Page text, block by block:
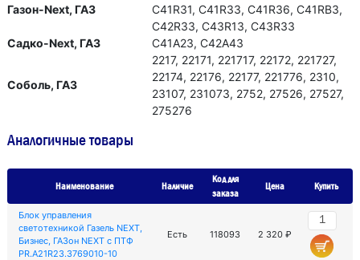
Газон-Next, ГАЗ
С41R31, С41R33, С41R36, С41RВ3,
С42R33, С43R13, С43R33
Садко-Next, ГАЗ
С41А23, С42А43
Соболь, ГАЗ
2217, 22171, 221717, 22172, 221727,
22174, 22176, 22177, 221776, 2310,
23107, 231073, 2752, 27526, 27527,
275276
Аналогичные товары
Наименование Наличие
Код для
заказа
Цена Купить
Блок управления
светотехникой Газель NEXT,
Бизнес, ГАЗон NEXT с ПТФ
PR.А21R23.3769010-10
Есть 118093 2 320 ₽